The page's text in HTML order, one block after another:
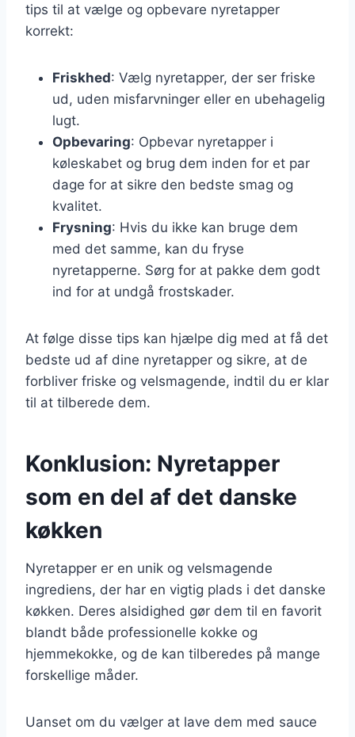
tips til at vælge og opbevare nyretapper
korrekt:
Friskhed: Vælg nyretapper, der ser friske
ud, uden misfarvninger eller en ubehagelig
lugt.
Opbevaring: Opbevar nyretapper i
køleskabet og brug dem inden for et par
dage for at sikre den bedste smag og
kvalitet.
Frysning: Hvis du ikke kan bruge dem
med det samme, kan du fryse
nyretapperne. Sørg for at pakke dem godt
ind for at undgå frostskader.
At følge disse tips kan hjælpe dig med at få det
bedste ud af dine nyretapper og sikre, at de
forbliver friske og velsmagende, indtil du er klar
til at tilberede dem.
Konklusion: Nyretapper
som en del af det danske
køkken
Nyretapper er en unik og velsmagende
ingrediens, der har en vigtig plads i det danske
køkken. Deres alsidighed gør dem til en favorit
blandt både professionelle kokke og
hjemmekokke, og de kan tilberedes på mange
forskellige måder.
Uanset om du vælger at lave dem med sauce